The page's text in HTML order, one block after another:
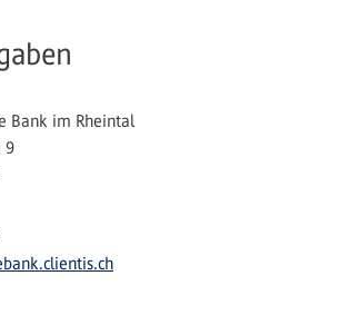
Bank im Rheintal
9